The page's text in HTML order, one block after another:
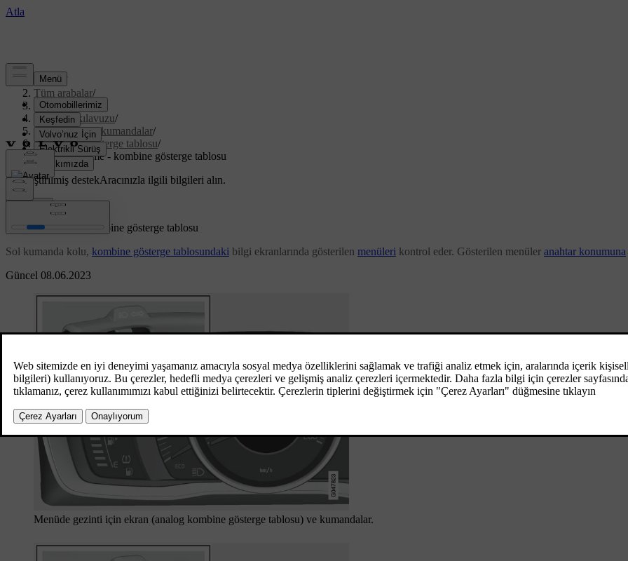
Destek
Tüm arabalar/
XC70 2016/
Kullanıcı kılavuzu/
Göstergeler ve kumandalar/
Kombine gösterge tablosu/
Menüde gezime - kombine gösterge tablosu
Özelleştirilmiş destekAracınızla ilgili bilgileri alın.
Güncel 08.06.2023
Menüde gezime - kombine gösterge tablosu
Sol kumanda kolu, kombine gösterge tablosundaki bilgi ekranlarında gösterilen menüleri kontrol eder. Gösterilen menüler anahtar konumuna
Menüde gezinti için ekran (analog kombine gösterge tablosu) ve kumandalar.